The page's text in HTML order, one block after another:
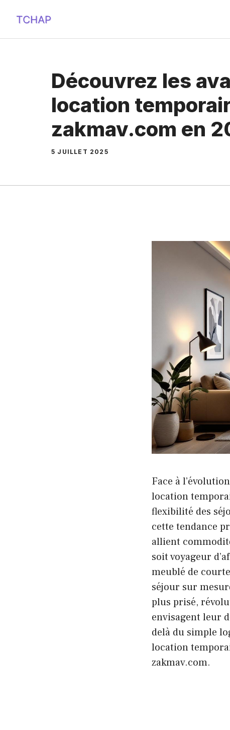
contenu
Découvrez les
location
zakmav.com en
5 JUILLET 2025
Face à
location
flexibilité des
cette tendance
allient
soit voyageur
meublé de
séjour sur
plus prisé,
envisagent leur
delà du simple
location
zakmav.com.